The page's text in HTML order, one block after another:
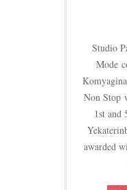
Studio
Mode
Non Stop
1st and
awarded